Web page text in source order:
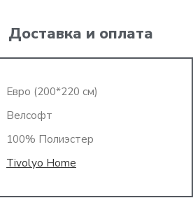
Доставка и оплата
Евро (200*220 см)
Велсофт
100% Полиэстер
Tivolyo Home